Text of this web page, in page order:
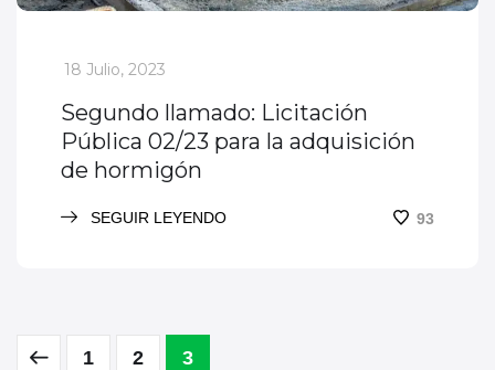
_
18 Julio, 2023
Segundo llamado: Licitación
Pública 02/23 para la adquisición
de hormigón
SEGUIR LEYENDO 93
1 2 3